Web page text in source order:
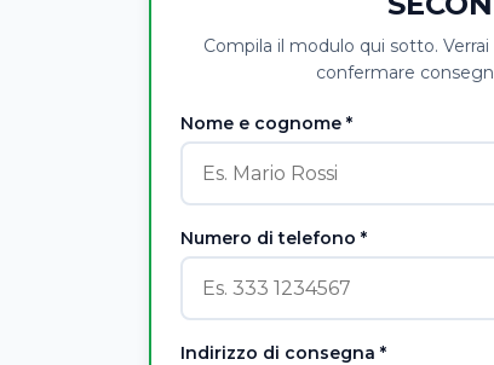
Compila il modulo qui sotto.
confermare
Nome e cognome *
Numero di telefono *
Indirizzo di consegna *